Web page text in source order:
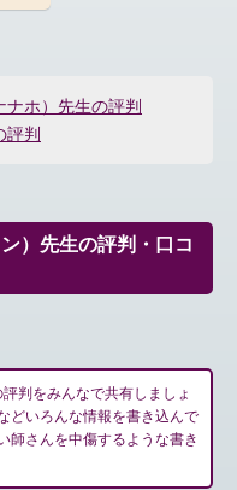
ホ）先生の評判
評判
）先生の評判・口コ
判をみんなで共有しましょ
どいろんな情報を書き込んで
師さんを中傷するような書き